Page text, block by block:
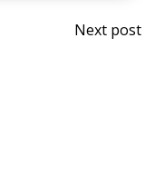
Next post